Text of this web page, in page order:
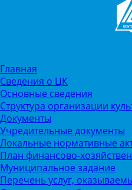
Главная
Сведения о ЦК
Основные сведения
Структура организации
Документы
Учредительные документы
Локальные нормативные
План финансово-
Муниципальное задание
Перечень услуг,